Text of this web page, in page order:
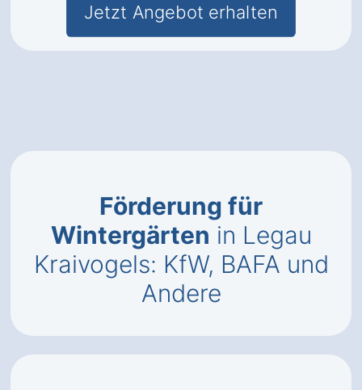
Jetzt Angebot erhalten
Förderung für
Wintergärten in Legau
Kraivogels: KfW, BAFA und
Andere